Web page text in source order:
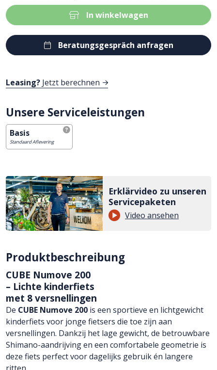
In winkelwagen
Beratungsgespräch anfragen
Leasing? Jetzt berechnen
Unsere Serviceleistungen
Basis
Standaard Aflevering
Erklärvideo zu unseren
Servicepaketen
Video ansehen
Produktbeschreibung
CUBE Numove 200
– Lichte kinderfiets
met 8 versnellingen
De CUBE Numove 200 is een sportieve en lichtgewicht
kinderfiets voor jonge fietsers die toe zijn aan
versnellingen. Dankzij het lage gewicht, de betrouwbare
Shimano-aandrijving en een comfortabele geometrie is
deze fiets perfect voor dagelijks gebruik én langere